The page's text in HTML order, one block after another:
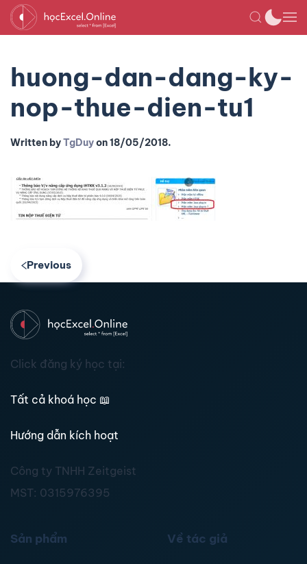
huong-dan-dang-ky-
nop-thue-dien-tu1
Written byTgDuyon18/05/2018.
Previous
Click đăng ký học tại:
Tất cả khoá học 📖
Hướng dẫn kích hoạt
Công ty TNHH Zeitgeist
MST: 0315976395
Sản phẩm Về tác giả